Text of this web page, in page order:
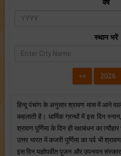
वर्ष
स्थान भरें
हिन्दू पंचांग के अनुसार श्रावण मास में आने वाली
कहलाती है। धार्मिक ग्रन्थों में इस दिन
श्रावण पूर्णिमा के दिन ही रक्षाबंधन का
उत्तर भारत में कजरी पूर्णिमा का पर्व भी
इस दिन यज्ञोपवीत पूजन और उपनयन